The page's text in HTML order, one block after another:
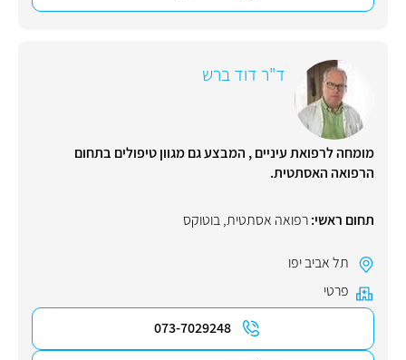
ד"ר דוד ברש
מומחה לרפואת עיניים , המבצע גם מגוון טיפולים בתחום
הרפואה האסתטית.
תחום ראשי:רפואה אסתטית,בוטוקס
תל אביב יפו
פרטי
073-7029248